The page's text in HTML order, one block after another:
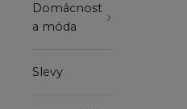
Domácnost
a móda
Slevy